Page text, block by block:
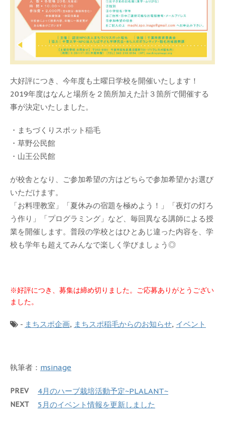
大好評につき、今年度も土曜日学校を開催いたします！
2019年度はなんと場所を２箇所加えた計３箇所で開催する
事が決定いたしました。
・まちづくりスポット稲毛
・草野公民館
・山王公民館
が校舎となり、ご参加希望の方はどちらで参加希望かお選び
いただけます。
「お料理教室」「夏休みの宿題を極めよう！」「夜灯の灯ろ
う作り」「プログラミング」など、毎回異なる講師による授
業を開催します。普段の学校とはひとあじ違った内容を、学
校も学年も超えてみんなで楽しく学びましょう◎
※好評につき、募集は締め切りました。ご応募ありがとうござい
ました。
- まちスポ企画, まちスポ稲毛からのお知らせ, イベント
執筆者： msinage
PREV 4月のハーブ栽培活動予定~PLALANT~
NEXT 5月のイベント情報を更新しました